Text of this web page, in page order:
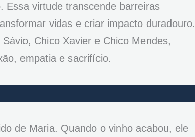
Essa virtude transcende barreiras
vidas e criar impacto duradouro.
Chico Xavier e Chico Mendes,
empatia e sacrifício.
de Maria. Quando o vinho acabou, ele